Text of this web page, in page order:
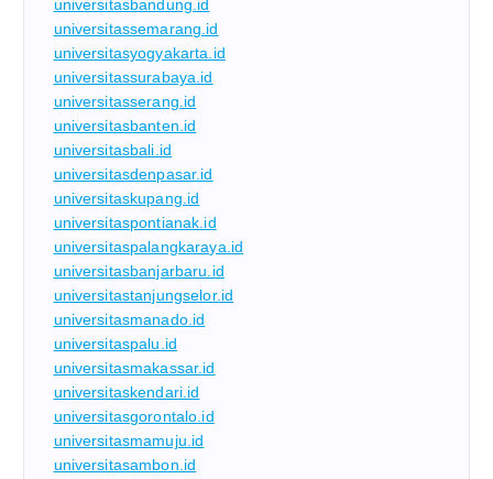
universitasbandung.id
universitassemarang.id
universitasyogyakarta.id
universitassurabaya.id
universitasserang.id
universitasbanten.id
universitasbali.id
universitasdenpasar.id
universitaskupang.id
universitaspontianak.id
universitaspalangkaraya.id
universitasbanjarbaru.id
universitastanjungselor.id
universitasmanado.id
universitaspalu.id
universitasmakassar.id
universitaskendari.id
universitasgorontalo.id
universitasmamuju.id
universitasambon.id